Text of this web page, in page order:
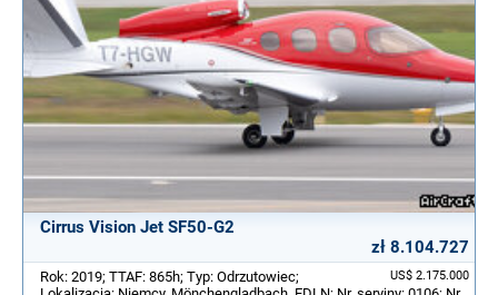
Cirrus Vision Jet SF50-G2
zł 8.104.727
US$ 2.175.000
Rok: 2019; TTAF: 865h; Typ: Odrzutowiec;